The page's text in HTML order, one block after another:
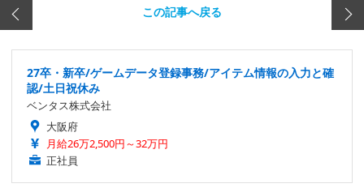
この記事へ戻る
27卒・新卒/ゲームデータ登録事務/アイテム情報の入力と確
認/土日祝休み
ベンタス株式会社
大阪府
月給26万2,500円～32万円
正社員